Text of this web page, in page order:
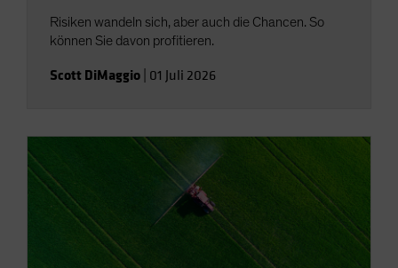
Risiken wandeln sich, aber auch die Chancen. So
können Sie davon profitieren.
Scott DiMaggio 01 Juli 2026